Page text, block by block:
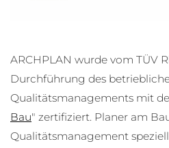
ARCHPLAN wurde vom TÜV
Durchführung des
Qualitätsmanagements mit
Bau" zertifiziert. Planer am
Qualitätsmanagement